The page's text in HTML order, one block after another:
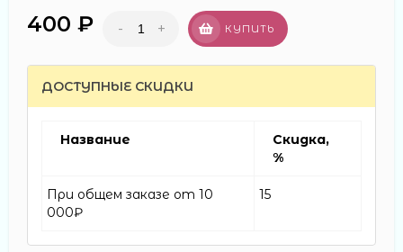
400 ₽ - + КУПИТЬ
ДОСТУПНЫЕ СКИДКИ
Название
Скидка,
%
При общем заказе от 10
000₽
15